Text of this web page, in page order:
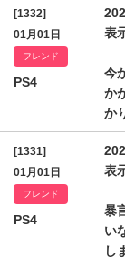
[1332]
01月01日
フレンド
PS4
表
今
か
か
[1331]
01月01日
フレンド
PS4
表
暴
い
し